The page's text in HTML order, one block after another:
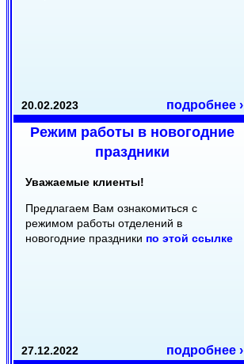
20.02.2023 подробнее ›
Режим работы в новогодние
праздники
Уважаемые клиенты!
Предлагаем Вам ознакомиться с
режимом работы отделений в
новогодние праздники по этой ссылке
27.12.2022 подробнее ›